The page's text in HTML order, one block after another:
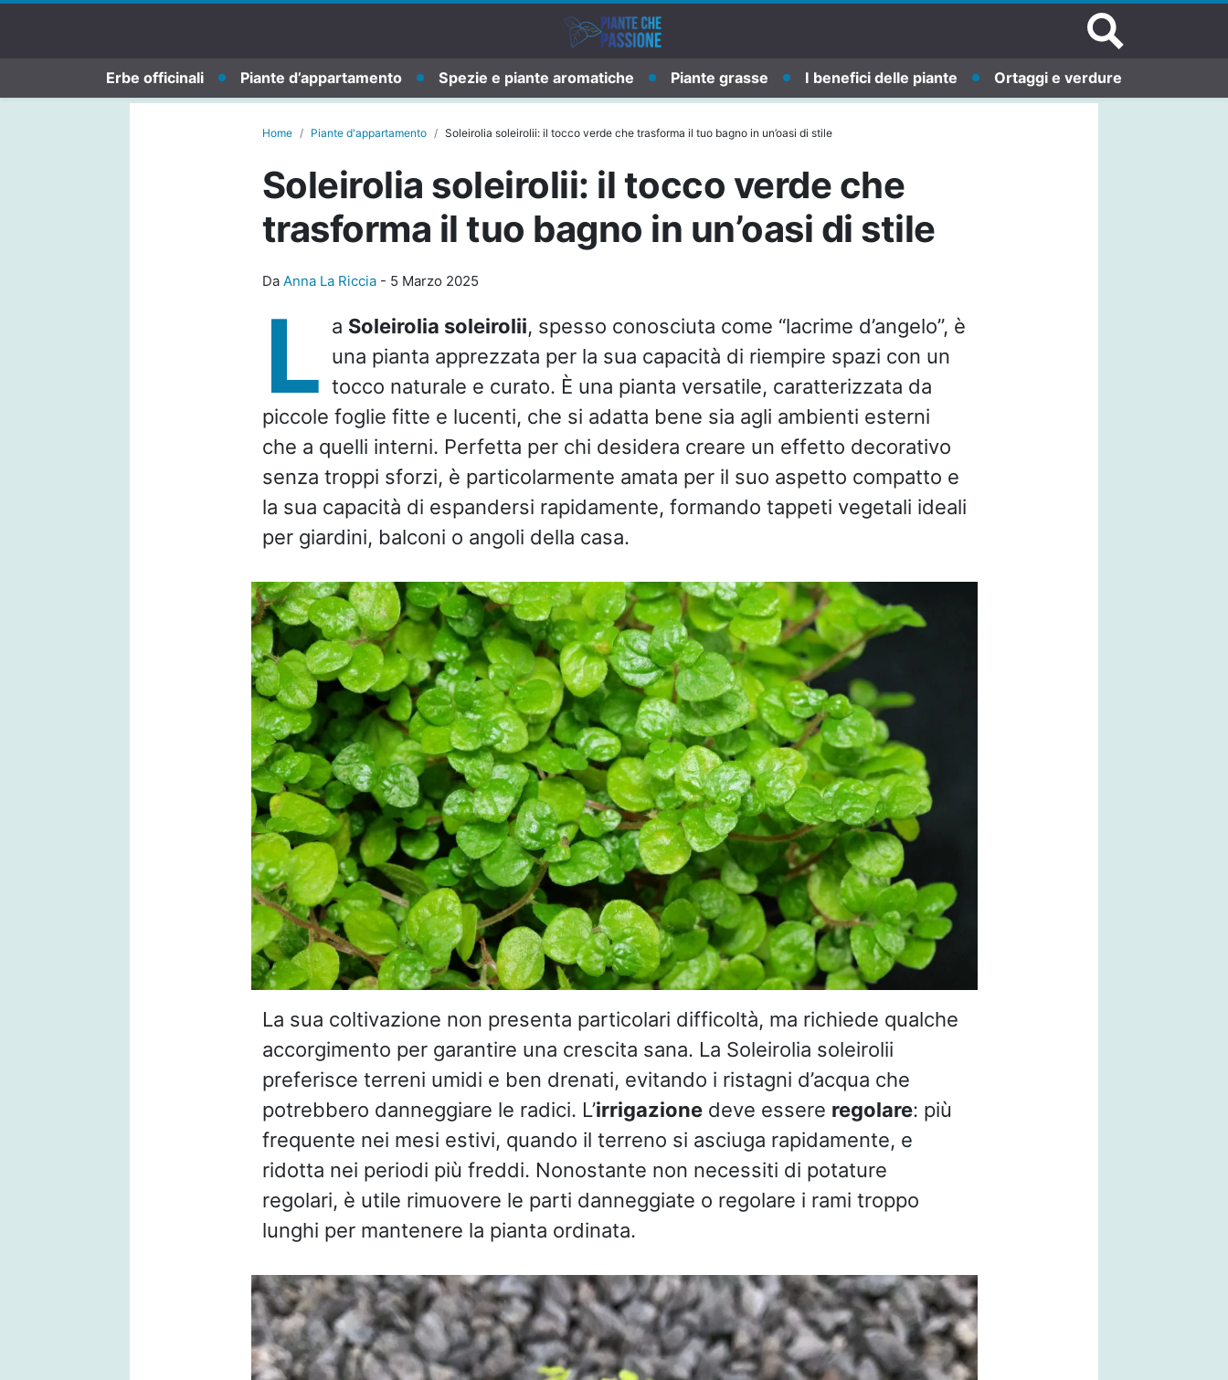
Erbe officinali Piante d’appartamento Spezie e piante aromatiche Piante grasse I benefici delle piante Ortaggi e verdure
Home Piante d'appartamento Soleirolia soleirolii: il tocco verde che trasforma il tuo bagno in un’oasi di stile
Soleirolia soleirolii: il tocco verde che
trasforma il tuo bagno in un’oasi di stile
Da Anna La Riccia- 5 Marzo 2025
L a Soleirolia soleirolii, spesso conosciuta come “lacrime d’angelo”, è
una pianta apprezzata per la sua capacità di riempire spazi con un
tocco naturale e curato. È una pianta versatile, caratterizzata da
piccole foglie fitte e lucenti, che si adatta bene sia agli ambienti esterni
che a quelli interni. Perfetta per chi desidera creare un effetto decorativo
senza troppi sforzi, è particolarmente amata per il suo aspetto compatto e
la sua capacità di espandersi rapidamente, formando tappeti vegetali ideali
per giardini, balconi o angoli della casa.
La sua coltivazione non presenta particolari difficoltà, ma richiede qualche
accorgimento per garantire una crescita sana. La Soleirolia soleirolii
preferisce terreni umidi e ben drenati, evitando i ristagni d’acqua che
potrebbero danneggiare le radici. L’irrigazionedeve essere regolare: più
frequente nei mesi estivi, quando il terreno si asciuga rapidamente, e
ridotta nei periodi più freddi. Nonostante non necessiti di potature
regolari, è utile rimuovere le parti danneggiate o regolare i rami troppo
lunghi per mantenere la pianta ordinata.